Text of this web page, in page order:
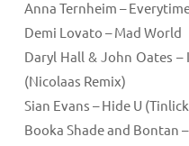
Anna Ternheim –
Demi Lovato – Mad World
Daryl Hall & John Oates –
(Nicolaas Remix)
Sian Evans – Hide U
Booka Shade and Bontan